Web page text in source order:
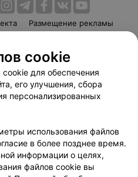
Размещение рекламы
Способы оплаты
Партнеры
103.by
данных
cookie
для обеспечения
его улучшения, сбора
персонализированных
использования файлов
в более позднее время.
информации о целях,
файлов cookie вы